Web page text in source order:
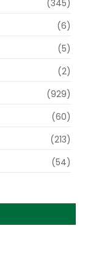
(345)
(6)
(5)
(2)
(929)
(60)
(213)
(54)